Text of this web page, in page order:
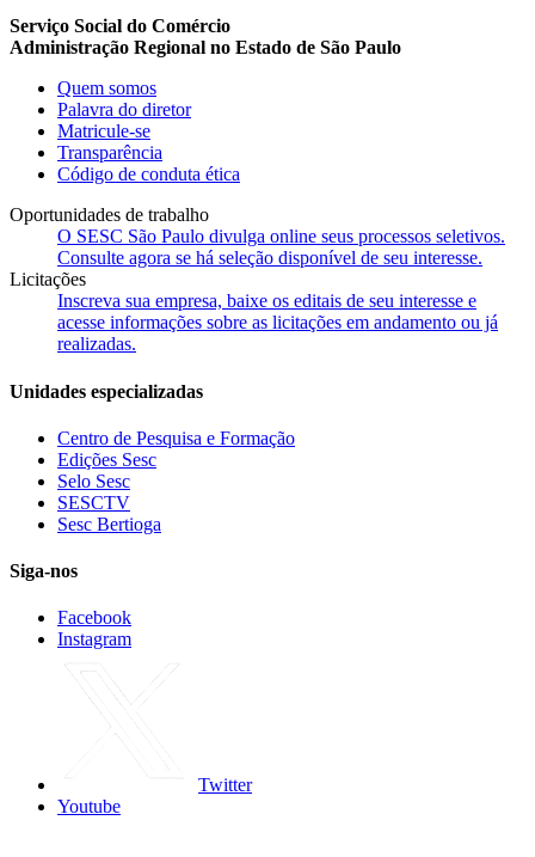
Serviço Social do Comércio
Administração Regional no Estado de São Paulo
Quem somos
Palavra do diretor
Matricule-se
Transparência
Código de conduta ética
Oportunidades de trabalho
O SESC São Paulo divulga online seus processos seletivos.
Consulte agora se há seleção disponível de seu interesse.
Licitações
Inscreva sua empresa, baixe os editais de seu interesse e
acesse informações sobre as licitações em andamento ou já
realizadas.
Unidades especializadas
Centro de Pesquisa e Formação
Edições Sesc
Selo Sesc
SESCTV
Sesc Bertioga
Siga-nos
Facebook
Instagram
Twitter
Youtube